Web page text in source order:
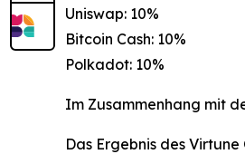
Uniswap: 10%
Bitcoin Cash: 10%
Polkadot: 10%
Im Zusammenhang mit
Das Ergebnis des